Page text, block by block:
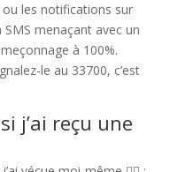
les notifications sur
menaçant avec un
à 100%.
le au 33700, c’est
j’ai reçu une